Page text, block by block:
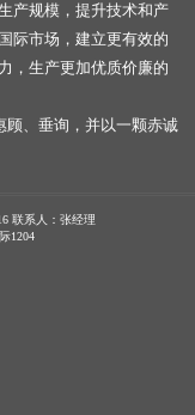
产规模，提升技术和产
际市场，建立更有效的
，生产更加优质价廉的
顾、垂询，并以一颗赤诚
联系人：张经理
1204